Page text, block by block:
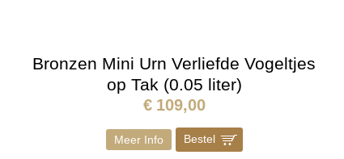
Bronzen Mini Urn Verliefde Vogeltjes
op Tak (0.05 liter)
€ 109,00
Meer Info Bestel ]